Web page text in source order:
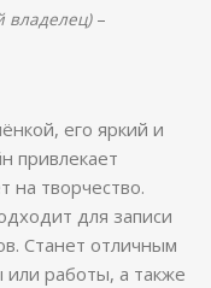
владелец) –
его яркий и
привлекает
на творчество.
для записи
Станет отличным
работы, а также